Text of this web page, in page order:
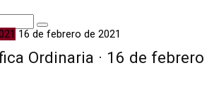
16 de febrero de 2021
Ordinaria · 16 de febrero